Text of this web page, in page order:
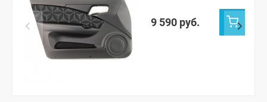
9 590 руб.